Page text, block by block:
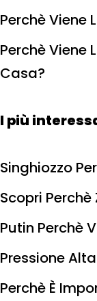
Perchè Viene
Perchè Viene
Casa?
I più
Singhiozzo
Scopri Perchè
Putin Perchè
Pressione
Perchè È